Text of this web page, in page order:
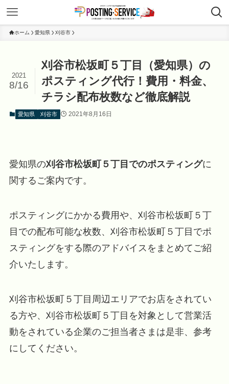
ホーム 愛知県 刈谷市
刈谷市松坂町５丁目（愛知県）の
ポスティング代行！費用・料金、
チラシ配布枚数など徹底解説
2021
8/16
愛知県 刈谷市 2021年8月16日
愛知県の刈谷市松坂町５丁目でのポスティングに
関するご案内です。
ポスティングにかかる費用や、刈谷市松坂町５丁
目での配布可能な枚数、刈谷市松坂町５丁目でポ
スティングをする際のアドバイスをまとめてご紹
介いたします。
刈谷市松坂町５丁目周辺エリアでお店をされてい
る方や、刈谷市松坂町５丁目を対象として営業活
動をされている企業のご担当者さまは是非、参考
にしてください。